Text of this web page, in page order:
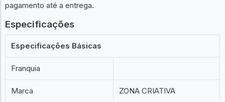
pagamento até a entrega.
Especificações
Especificações Básicas
Franquia
Marca ZONA CRIATIVA